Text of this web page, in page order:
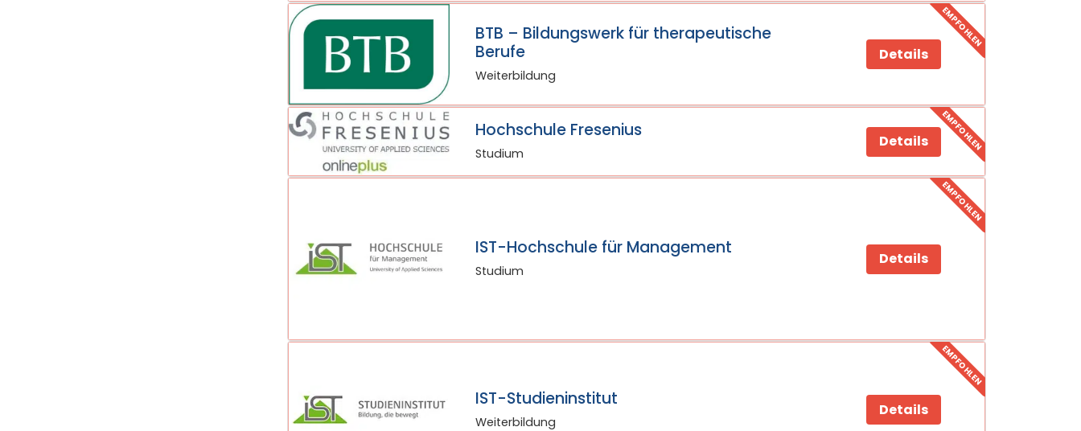
EMPFOHLEN
BTB – Bildungswerk für therapeutische
Berufe
Weiterbildung
Details
EMPFOHLEN
Hochschule Fresenius
Studium
Details
EMPFOHLEN
IST-Hochschule für Management
Studium
Details
EMPFOHLEN
IST-Studieninstitut
Weiterbildung
Details